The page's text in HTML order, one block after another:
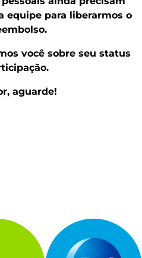
equipe para liberarmos o
você sobre seu status
aguarde!